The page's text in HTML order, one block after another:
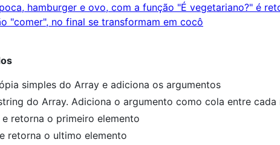
simples do Array e adiciona os argumentos
do Array. Adiciona o argumento como cola entre cada
e retorna o primeiro elemento
retorna o ultimo elemento